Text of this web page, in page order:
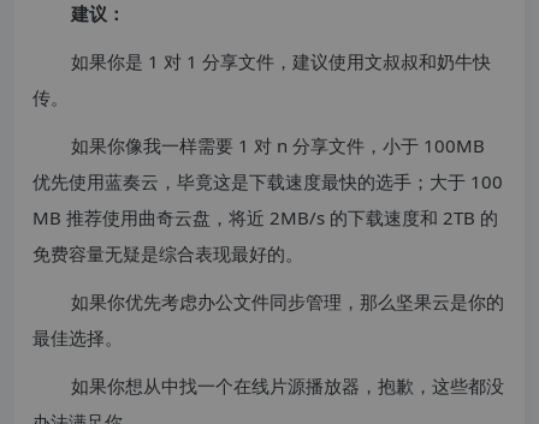
建议：
如果你是 1 对 1 分享文件，建议使用文叔叔和奶牛快
传。
如果你像我一样需要 1 对 n 分享文件，小于 100MB
优先使用蓝奏云，毕竟这是下载速度最快的选手；大于 100
MB 推荐使用曲奇云盘，将近 2MB/s 的下载速度和 2TB 的
免费容量无疑是综合表现最好的。
如果你优先考虑办公文件同步管理，那么坚果云是你的
最佳选择。
如果你想从中找一个在线片源播放器，抱歉，这些都没